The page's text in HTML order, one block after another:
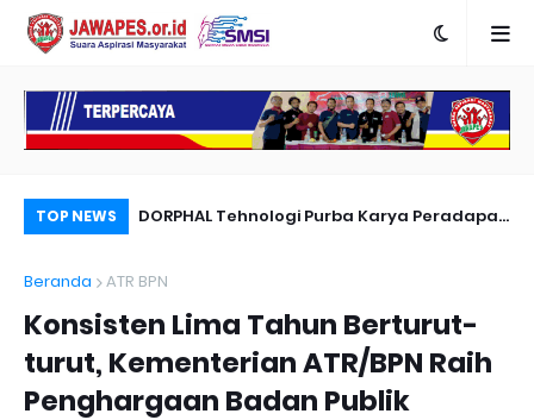
TOP NEWS
Anies
DORPHAL Tehnologi Purba Karya Peradapan
Beranda
ATR BPN
Konsisten Lima Tahun Berturut-
turut, Kementerian ATR/BPN Raih
Penghargaan Badan Publik